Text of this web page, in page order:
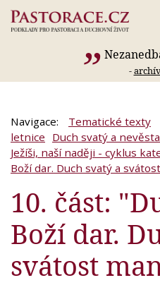
-
Navigace: Tematické texty
letnice Duch svatý a
Ježíši, naší naději - cyklus
Boží dar. Duch svatý a
10. část:
Boží dar.
svátost